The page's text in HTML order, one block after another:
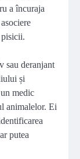
a încuraja
sau deranjant
și
medic
animalelor. Ei
putea